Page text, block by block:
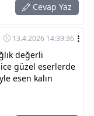
Cevap Yaz
13.4.2026 14:39:36
değerli
güzel eserlerde
esen kalın